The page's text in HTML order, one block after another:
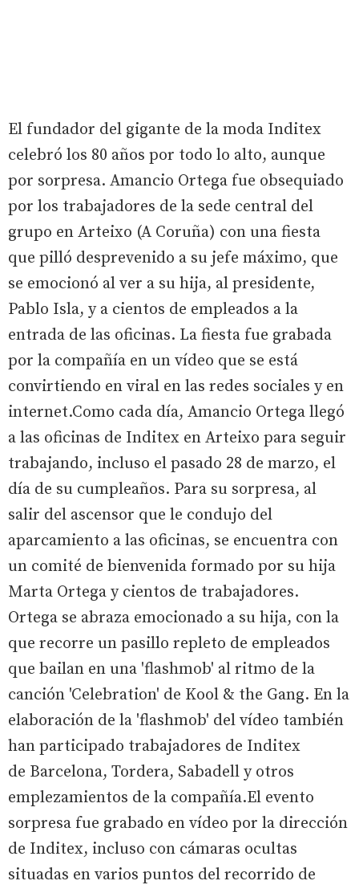
El fundador del gigante de la moda Inditex
celebró los 80 años por todo lo alto, aunque
por sorpresa. Amancio Ortega fue obsequiado
por los trabajadores de la sede central del
grupo en Arteixo (A Coruña) con una fiesta
que pilló desprevenido a su jefe máximo, que
se emocionó al ver a su hija, al presidente,
Pablo Isla, y a cientos de empleados a la
entrada de las oficinas. La fiesta fue grabada
por la compañía en un vídeo que se está
convirtiendo en viral en las redes sociales y en
internet.Como cada día, Amancio Ortega llegó
a las oficinas de Inditex en Arteixo para seguir
trabajando, incluso el pasado 28 de marzo, el
día de su cumpleaños. Para su sorpresa, al
salir del ascensor que le condujo del
aparcamiento a las oficinas, se encuentra con
un comité de bienvenida formado por su hija
Marta Ortega y cientos de trabajadores.
Ortega se abraza emocionado a su hija, con la
que recorre un pasillo repleto de empleados
que bailan en una 'flashmob' al ritmo de la
canción 'Celebration' de Kool & the Gang. En la
elaboración de la 'flashmob' del vídeo también
han participado trabajadores de Inditex
de Barcelona, Tordera, Sabadell y otros
emplezamientos de la compañía.El evento
sorpresa fue grabado en vídeo por la dirección
de Inditex, incluso con cámaras ocultas
situadas en varios puntos del recorrido de